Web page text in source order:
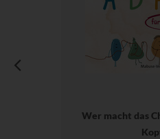
Wer macht das